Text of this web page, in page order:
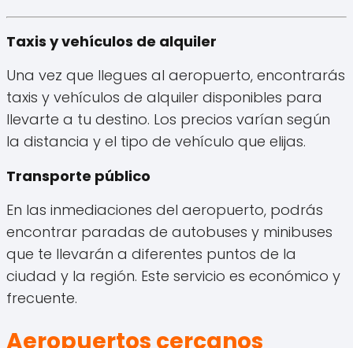
Taxis y vehículos de alquiler
Una vez que llegues al aeropuerto, encontrarás
taxis y vehículos de alquiler disponibles para
llevarte a tu destino. Los precios varían según
la distancia y el tipo de vehículo que elijas.
Transporte público
En las inmediaciones del aeropuerto, podrás
encontrar paradas de autobuses y minibuses
que te llevarán a diferentes puntos de la
ciudad y la región. Este servicio es económico y
frecuente.
Aeropuertos cercanos